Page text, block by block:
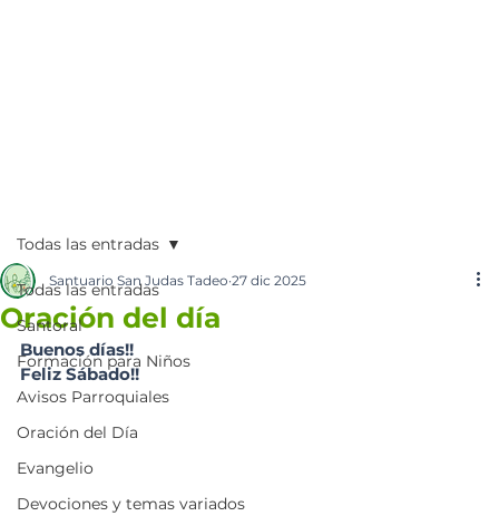
Todas las entradas
Santoral
Formación para Niños
Avisos Parroquiales
Oración del Día
Evangelio
Devociones y temas variados
Todas las entradas
Oración del día
Santuario San Judas Tadeo 27 dic 2025
Buenos días!!
Feliz Sábado!!